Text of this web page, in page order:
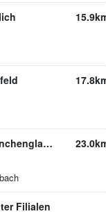
REWE Center Mönchengladbach
Filialen